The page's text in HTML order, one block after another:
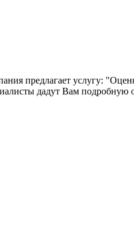
предлагает услугу:
дадут Вам подробную